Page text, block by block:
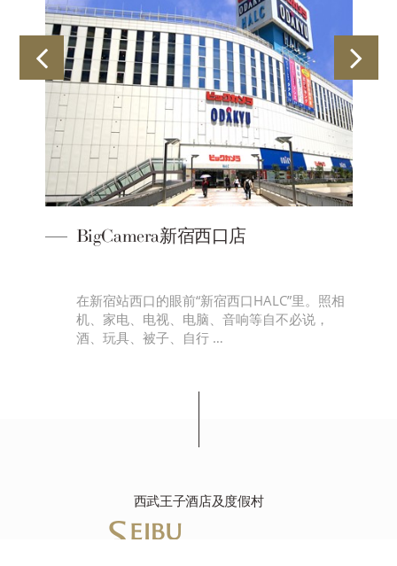
BigCamera新宿西口店
在新宿站西口的眼前“新宿西口HALC”里。照相
机、家电、电视、电脑、音响等自不必说，
酒、玩具、被子、自行 …
西武王子酒店及度假村